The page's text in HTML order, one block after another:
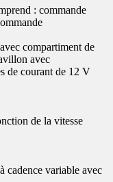
: commande
compartiment de
avec
de courant de 12 V
de la vitesse
cadence variable avec